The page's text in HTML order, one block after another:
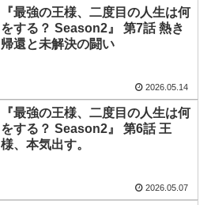
『最強の王様、二度目の人生は何
をする？ Season2』 第7話 熱き
帰還と未解決の闘い
2026.05.14
『最強の王様、二度目の人生は何
をする？ Season2』 第6話 王
様、本気出す。
2026.05.07